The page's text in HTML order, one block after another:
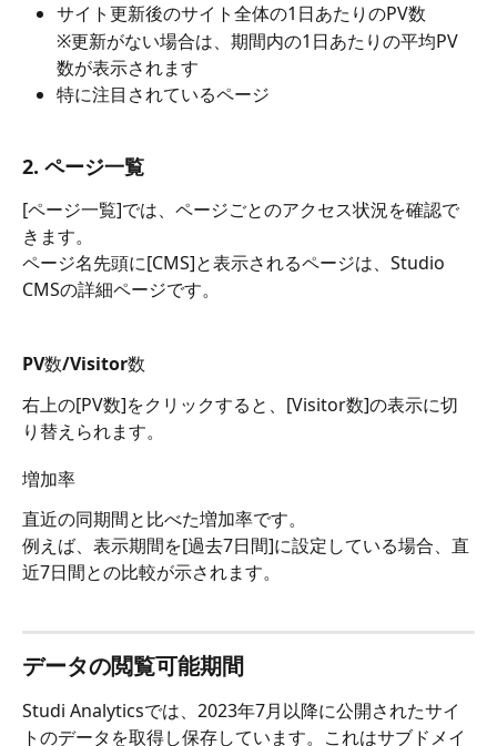
サイト更新後のサイト全体の1日あたりのPV数
※更新がない場合は、期間内の1日あたりの平均PV
数が表示されます
特に注目されているページ
2. ページ一覧
[ページ一覧]では、ページごとのアクセス状況を確認で
きます。
ページ名先頭に[CMS]と表示されるページは、Studio
CMSの詳細ページです。
PV数/Visitor数
右上の[PV数]をクリックすると、[Visitor数]の表示に切
り替えられます。
増加率
直近の同期間と比べた増加率です。
例えば、表示期間を[過去7日間]に設定している場合、直
近7日間との比較が示されます。
データの閲覧可能期間
Studi Analyticsでは、2023年7月以降に公開されたサイ
トのデータを取得し保存しています。これはサブドメイ